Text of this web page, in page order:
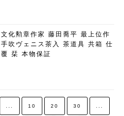
文化勲章作家 藤田喬平 最上位作
手吹ヴェニス茶入 茶道具 共箱 仕
覆 栞 本物保証
10 20 30